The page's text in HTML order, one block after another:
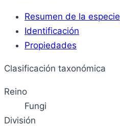
Resumen de la especie
Identificación
Propiedades
Clasificación taxonómica
Reino
Fungi
División